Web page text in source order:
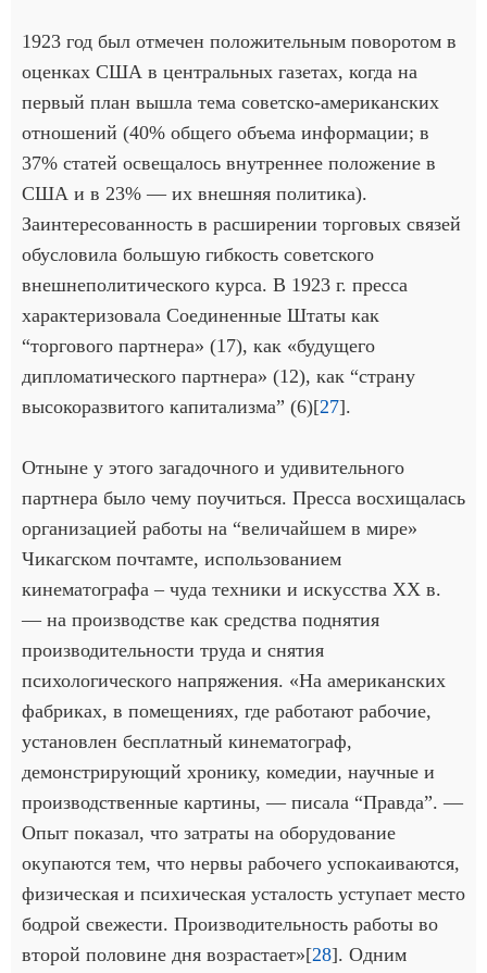
1923 год был отмечен положительным поворотом в
оценках США в центральных газетах, когда на
первый план вышла тема советско-американских
отношений (40% общего объема информации; в
37% статей освещалось внутреннее положение в
США и в 23% — их внешняя политика).
Заинтересованность в расширении торговых связей
обусловила большую гибкость советского
внешнеполитического курса. В 1923 г. пресса
характеризовала Соединенные Штаты как
“торгового партнера» (17), как «будущего
дипломатического партнера» (12), как “страну
высокоразвитого капитализма” (6)[27].
Отныне у этого загадочного и удивительного
партнера было чему поучиться. Пресса восхищалась
организацией работы на “величайшем в мире»
Чикагском почтамте, использованием
кинематографа – чуда техники и искусства ХХ в.
— на производстве как средства поднятия
производительности труда и снятия
психологического напряжения. «На американских
фабриках, в помещениях, где работают рабочие,
установлен бесплатный кинематограф,
демонстрирующий хронику, комедии, научные и
производственные картины, — писала “Правда”. —
Опыт показал, что затраты на оборудование
окупаются тем, что нервы рабочего успокаиваются,
физическая и психическая усталость уступает место
бодрой свежести. Производительность работы во
второй половине дня возрастает»[28]. Одним